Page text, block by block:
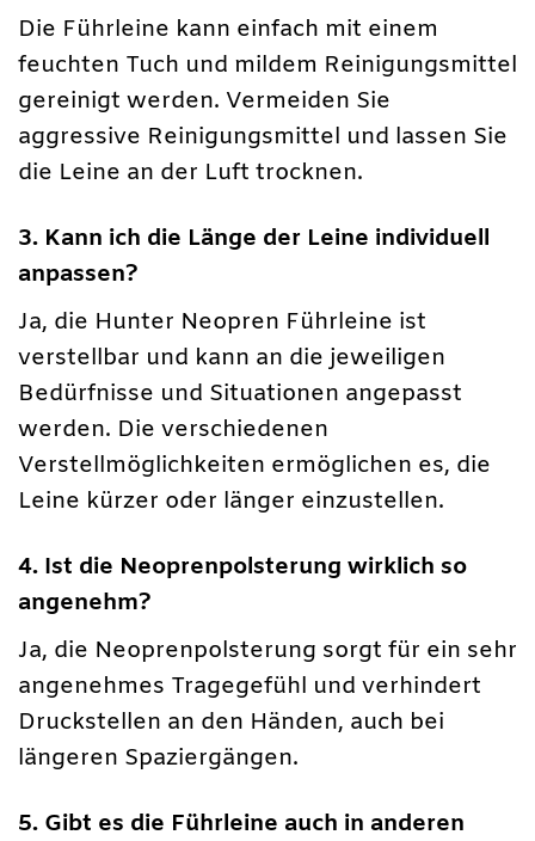
Die Führleine kann einfach mit einem
feuchten Tuch und mildem Reinigungsmittel
gereinigt werden. Vermeiden Sie
aggressive Reinigungsmittel und lassen Sie
die Leine an der Luft trocknen.
3. Kann ich die Länge der Leine individuell
anpassen?
Ja, die Hunter Neopren Führleine ist
verstellbar und kann an die jeweiligen
Bedürfnisse und Situationen angepasst
werden. Die verschiedenen
Verstellmöglichkeiten ermöglichen es, die
Leine kürzer oder länger einzustellen.
4. Ist die Neoprenpolsterung wirklich so
angenehm?
Ja, die Neoprenpolsterung sorgt für ein sehr
angenehmes Tragegefühl und verhindert
Druckstellen an den Händen, auch bei
längeren Spaziergängen.
5. Gibt es die Führleine auch in anderen